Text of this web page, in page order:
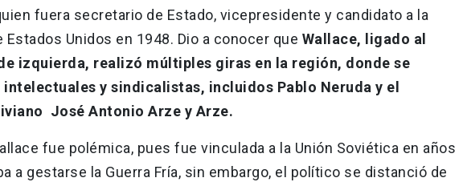
fuera secretario de Estado, vicepresidente y candidato a la
Estados Unidos en 1948. Dio a conocer que Wallace, ligado al
izquierda, realizó múltiples giras en la región, donde se
y sindicalistas, incluidos Pablo Neruda y el
José Antonio Arze y Arze.
fue polémica, pues fue vinculada a la Unión Soviética en años
a gestarse la Guerra Fría, sin embargo, el político se distanció de